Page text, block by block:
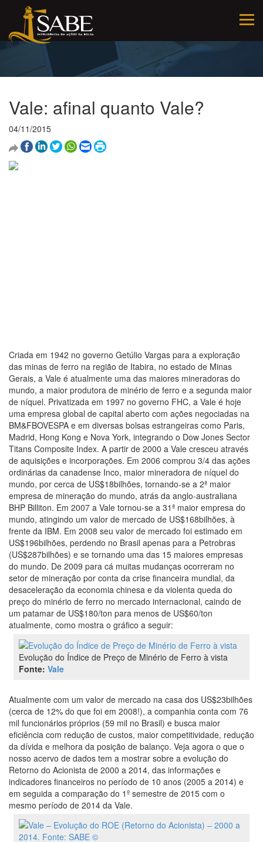
Vale: afinal quanto Vale?
04/11/2015
Criada em 1942 no governo Getúlio Vargas para a exploração
das minas de ferro na região de Itabira, no estado de Minas
Gerais, a Vale é atualmente uma das maiores mineradoras do
mundo, a maior produtora de minério de ferro e a segunda maior
de níquel. Privatizada em 1997 no governo FHC, a Vale é hoje
uma empresa global de capital aberto com ações negociadas na
BM&FBOVESPA e em diversas bolsas estrangeiras como Paris,
Madrid, Hong Kong e Nova York, integrando o Dow Jones Sector
Titans Composite Index. A partir de 2000 a Vale cresceu através
de aquisições e incorporações. Em 2006 comprou 3/4 das ações
ordinárias da canadense Inco, maior mineradora de níquel do
mundo, por cerca de US$18bilhões, tornando-se a 2ª maior
empresa de mineração do mundo, atrás da anglo-australiana
BHP Billiton. Em 2007 a Vale tornou-se a 31ª maior empresa do
mundo, atingindo um valor de mercado de US$168bilhões, à
frente da IBM. Em 2008 seu valor de mercado foi estimado em
US$196bilhões, perdendo no Brasil apenas para a Petrobras
(US$287bilhões) e se tornando uma das 15 maiores empresas
do mundo. De 2009 para cá muitas mudanças ocorreram no
setor de mineração por conta da crise financeira mundial, da
desaceleração da economia chinesa e da violenta queda do
preço do minério de ferro no mercado internacional, caindo de
um patamar de US$180/ton para menos de US$60/ton
atualmente, como mostra o gráfico a seguir:
Evolução do Índice de Preço de Minério de Ferro à vista
Fonte:Vale
Atualmente com um valor de mercado na casa dos US$23bilhões
(cerca de 12% do que foi em 2008!), a companhia conta com 76
mil funcionários próprios (59 mil no Brasil) e busca maior
eficiência com redução de custos, maior competitividade, redução
da dívida e melhora da posição de balanço. Veja agora o que o
nosso acervo de dados tem a mostrar sobre a evolução do
Retorno do Acionista de 2000 a 2014, das informações e
indicadores financeiros no período de 10 anos (2005 a 2014) e
em seguida a comparação do 1º semestre de 2015 com o
mesmo período de 2014 da Vale.